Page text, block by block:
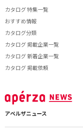
カタログ 特集一覧
おすすめ情報
カタログ分類
カタログ 掲載企業一覧
カタログ 新着企業一覧
カタログ 掲載依頼
アペルザニュース